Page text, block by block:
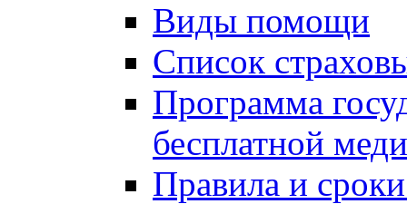
Виды помощи
Список
Программа
бесплатной
Правила и